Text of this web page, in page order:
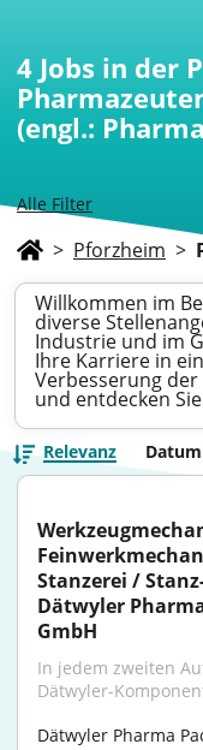
Alle Filter
4 Jobs in der
(engl.:
> Pforzheim >
Willkommen im
diverse
Industrie und im
Ihre Karriere in
Verbesserung
und entdecken
Relevanz Datum
Stanzerei /
Dätwyler
GmbH
In jedem zweiten
Dätwyler-
Dätwyler Pharma